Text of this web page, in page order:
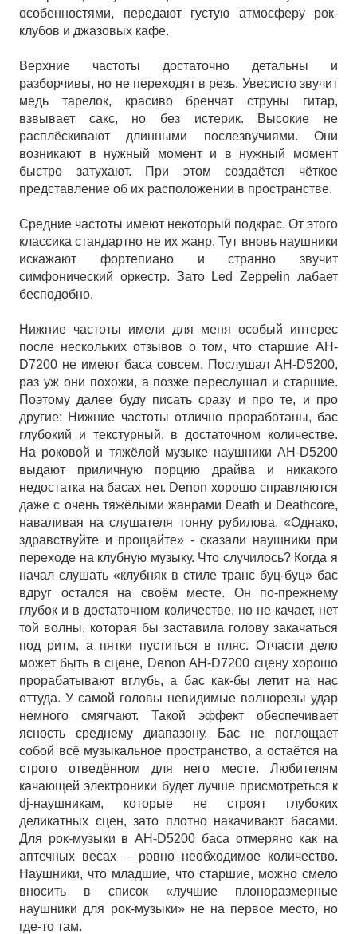
особенностями, передают густую атмосферу рок-
клубов и джазовых кафе.
Верхние частоты достаточно детальны и
разборчивы, но не переходят в резь. Увесисто звучит
медь тарелок, красиво бренчат струны гитар,
взвывает сакс, но без истерик. Высокие не
расплёскивают длинными послезвучиями. Они
возникают в нужный момент и в нужный момент
быстро затухают. При этом создаётся чёткое
представление об их расположении в пространстве.
Средние частоты имеют некоторый подкрас. От этого
классика стандартно не их жанр. Тут вновь наушники
искажают фортепиано и странно звучит
симфонический оркестр. Зато Led Zeppelin лабает
бесподобно.
Нижние частоты имели для меня особый интерес
после нескольких отзывов о том, что старшие AH-
D7200 не имеют баса совсем. Послушал AH-D5200,
раз уж они похожи, а позже переслушал и старшие.
Поэтому далее буду писать сразу и про те, и про
другие: Нижние частоты отлично проработаны, бас
глубокий и текстурный, в достаточном количестве.
На роковой и тяжёлой музыке наушники AH-D5200
выдают приличную порцию драйва и никакого
недостатка на басах нет. Denon хорошо справляются
даже с очень тяжёлыми жанрами Death и Deathcore,
наваливая на слушателя тонну рубилова. «Однако,
здравствуйте и прощайте» - сказали наушники при
переходе на клубную музыку. Что случилось? Когда я
начал слушать «клубняк в стиле транс буц-буц» бас
вдруг остался на своём месте. Он по-прежнему
глубок и в достаточном количестве, но не качает, нет
той волны, которая бы заставила голову закачаться
под ритм, а пятки пуститься в пляс. Отчасти дело
может быть в сцене, Denon AH-D7200 сцену хорошо
прорабатывают вглубь, а бас как-бы летит на нас
оттуда. У самой головы невидимые волнорезы удар
немного смягчают. Такой эффект обеспечивает
ясность среднему диапазону. Бас не поглощает
собой всё музыкальное пространство, а остаётся на
строго отведённом для него месте. Любителям
качающей электроники будет лучше присмотреться к
dj-наушникам, которые не строят глубоких
деликатных сцен, зато плотно накачивают басами.
Для рок-музыки в AH-D5200 баса отмеряно как на
аптечных весах – ровно необходимое количество.
Наушники, что младшие, что старшие, можно смело
вносить в список «лучшие плоноразмерные
наушники для рок-музыки» не на первое место, но
где-то там.